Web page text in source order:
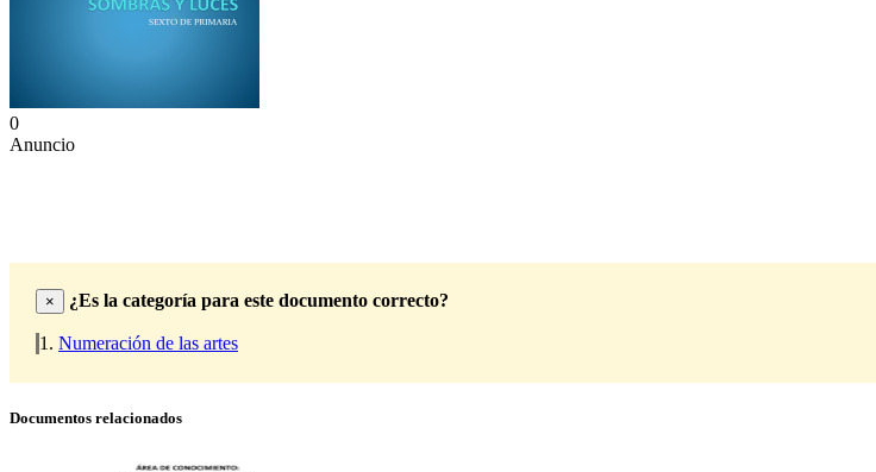
0
Anuncio
× ¿Es la categoría para este documento correcto?
Numeración de las artes
Documentos relacionados